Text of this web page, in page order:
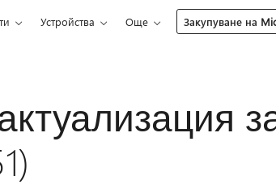
Устройства Още Закупуване на